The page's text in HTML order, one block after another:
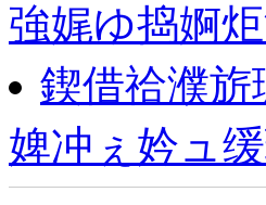
強娓ゆ捣婀
鍥借祫濮旂
婢冲ぇ妗ュ